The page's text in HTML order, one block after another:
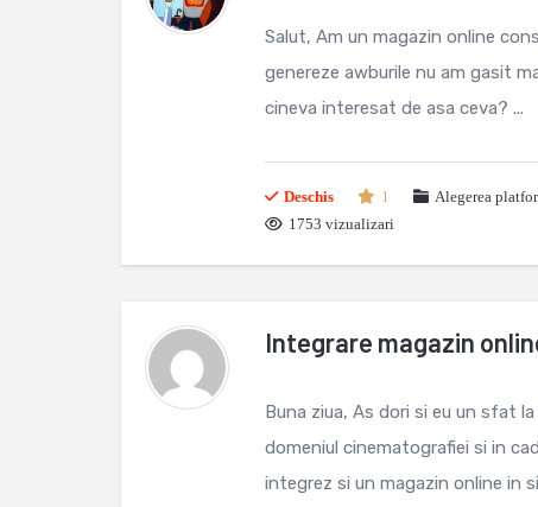
Salut, Am un magazin online
genereze awburile nu am gasit
cineva interesat de asa ceva? ...
Deschis 1 Alegerea
1753 vizualizari
Integrare magazin
Buna ziua, As dori si eu un sfat
domeniul cinematografiei si in
integrez si un magazin online in